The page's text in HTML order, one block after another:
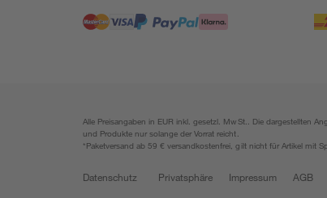
Alle Preisangaben in EUR inkl. gesetzl. MwSt.. Die dargestellten
und Produkte nur solange der Vorrat reicht.
*Paketversand ab 59 € versandkostenfrei, gilt nicht für Artikel mit
Datenschutz Privatsphäre Impressum AGB